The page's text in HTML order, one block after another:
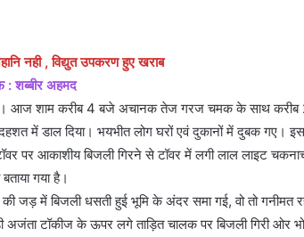
नही , विद्युत उपकरण हुए खराब
: शब्बीर अहमद
आज शाम करीब 4 बजे अचानक तेज गरज चमक के साथ करीब
में डाल दिया। भयभीत लोग घरों एवं दुकानों में दुबक गए।
पर आकाशीय बिजली गिरने से टॉवर में लगी लाल लाइट
बताया गया है।
की जड़ में बिजली धसती हुई भूमि के अंदर समा गई, वो तो गनीमत
अजंता टॉकीज के ऊपर लगे ताड़ित चालक पर बिजली गिरी ओर